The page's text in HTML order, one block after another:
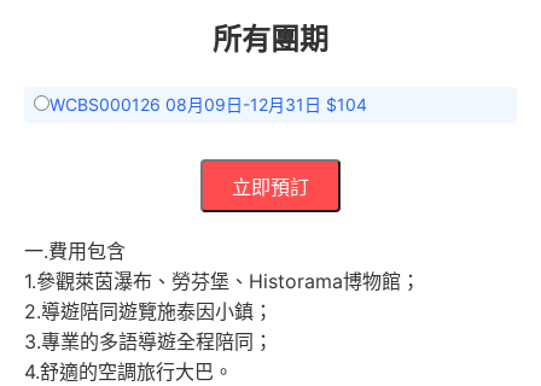
所有團期
WCBS000126 08月09日-12月31日 $104
立即預訂
一.費用包含
1.參觀萊茵瀑布、勞芬堡、Historama博物館；
2.導遊陪同遊覽施泰因小鎮；
3.專業的多語導遊全程陪同；
4.舒適的空調旅行大巴。